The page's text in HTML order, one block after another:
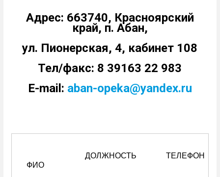
Адрес: 663740, Красноярский
край, п. Абан,
ул. Пионерская, 4, кабинет 108
Тел/факс: 8 39163 22 983
E-mail: aban-opeka@yandex.ru
ФИО
ДОЛЖНОСТЬ ТЕЛЕФОН